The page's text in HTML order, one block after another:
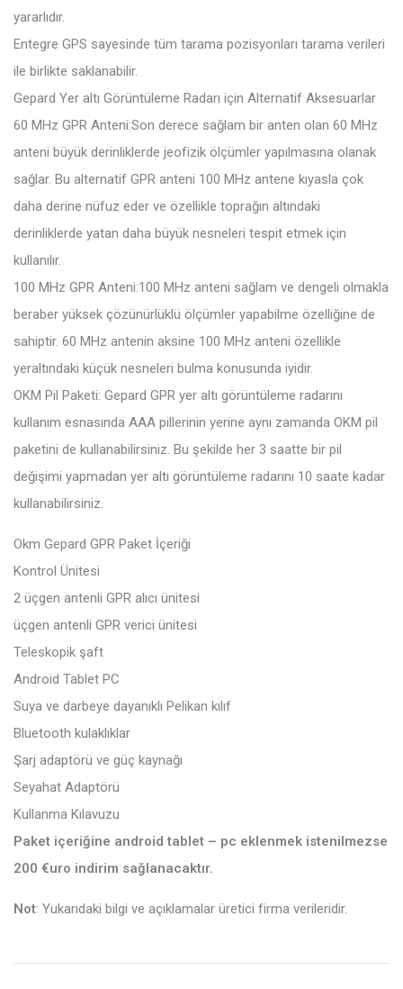
yararlıdır.
Entegre GPS sayesinde tüm tarama pozisyonları tarama verileri
ile birlikte saklanabilir.
Gepard Yer altı Görüntüleme Radarı için Alternatif Aksesuarlar
60 MHz GPR Anteni:Son derece sağlam bir anten olan 60 MHz
anteni büyük derinliklerde jeofizik ölçümler yapılmasına olanak
sağlar. Bu alternatif GPR anteni 100 MHz antene kıyasla çok
daha derine nüfuz eder ve özellikle toprağın altındaki
derinliklerde yatan daha büyük nesneleri tespit etmek için
kullanılır.
100 MHz GPR Anteni:100 MHz anteni sağlam ve dengeli olmakla
beraber yüksek çözünürlüklü ölçümler yapabilme özelliğine de
sahiptir. 60 MHz antenin aksine 100 MHz anteni özellikle
yeraltındaki küçük nesneleri bulma konusunda iyidir.
OKM Pil Paketi: Gepard GPR yer altı görüntüleme radarını
kullanım esnasında AAA pillerinin yerine aynı zamanda OKM pil
paketini de kullanabilirsiniz. Bu şekilde her 3 saatte bir pil
değişimi yapmadan yer altı görüntüleme radarını 10 saate kadar
kullanabilirsiniz.
Okm Gepard GPR Paket İçeriği
Kontrol Ünitesi
2 üçgen antenli GPR alıcı ünitesi
üçgen antenli GPR verici ünitesi
Teleskopik şaft
Android Tablet PC
Suya ve darbeye dayanıklı Pelikan kılıf
Bluetooth kulaklıklar
Şarj adaptörü ve güç kaynağı
Seyahat Adaptörü
Kullanma Kılavuzu
Paket içeriğine android tablet – pc eklenmek istenilmezse
200 €uro indirim sağlanacaktır.
Not: Yukarıdaki bilgi ve açıklamalar üretici firma verileridir.